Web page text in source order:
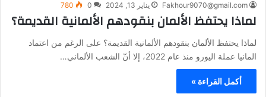
Fakhour9070@gmail.com يناير 13, 2024 0
780
لماذا يحتفظ الألمان بنقودهم الألمانية القديمة؟
لماذا يحتفظ الألمان بنقودهم الألمانية القديمة؟ على الرغم من اعتماد
المانيا عملة اليورو منذ عام 2022، إلا أنّ الشعب الألماني…
أكمل القراءة »